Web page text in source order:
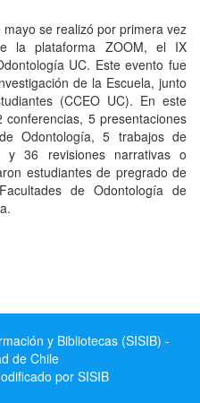
se realizó por primera vez
la plataforma ZOOM, el IX
UC. Este evento fue
de la Escuela, junto
(CCEO UC). En este
5 presentaciones
Odontología, 5 trabajos de
y 36 revisiones narrativas o
estudiantes de pregrado de
de Odontología de
y Bibliotecas (SISIB) -
de Chile
por SISIB